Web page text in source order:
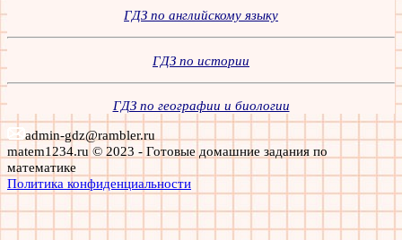
ГДЗ по английскому языку
ГДЗ по истории
ГДЗ по географии и биологии
admin-gdz@rambler.ru
matem1234.ru © 2023 - Готовые домашние задания по
математике
Политика конфиденциальности